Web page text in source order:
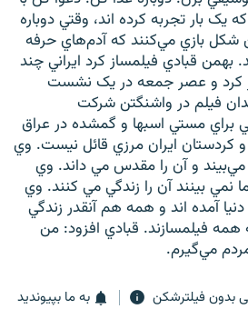
بار تجربه کرده اند، وقتي دوباره
شکل بازي مي‌کنند که آدم‌هاي حرفه
بهمن قبادي فيلمساز کرد ايراني چند
کرد و عصر جمعه در يک نشست
فيلم در واشنگتن شرکت
براي مستي اسبها و گمشده در عراق
كردستان ايران مرزي قائل نيست. وي
مي‌بيند و آن را مقدس مي داند. وي
نمي بينند آن را زندگي مي كنند. وي
آمده اند و همه هم آنقدر زندگي
همه فيلمسازند. قبادي افزود: من
مي‌گيرم.
بدون فیلترشکن به ما بپیوندید